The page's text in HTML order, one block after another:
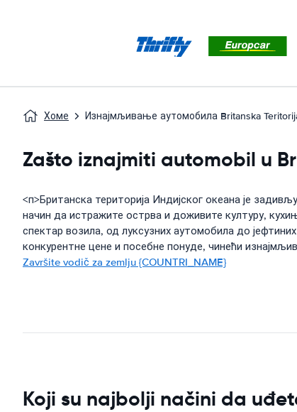
Хоме Изнајмљивање аутомобила Britanska
Zašto iznajmiti automobil u
<п>Британска територија Индијског океана је
начин да истражите острва и доживите културу,
спектар возила, од луксузних аутомобила до
конкурентне цене и посебне понуде, чинећи
Završite vodič za zemlju {COUNTRI_NAME}
Koji su najbolji načini da